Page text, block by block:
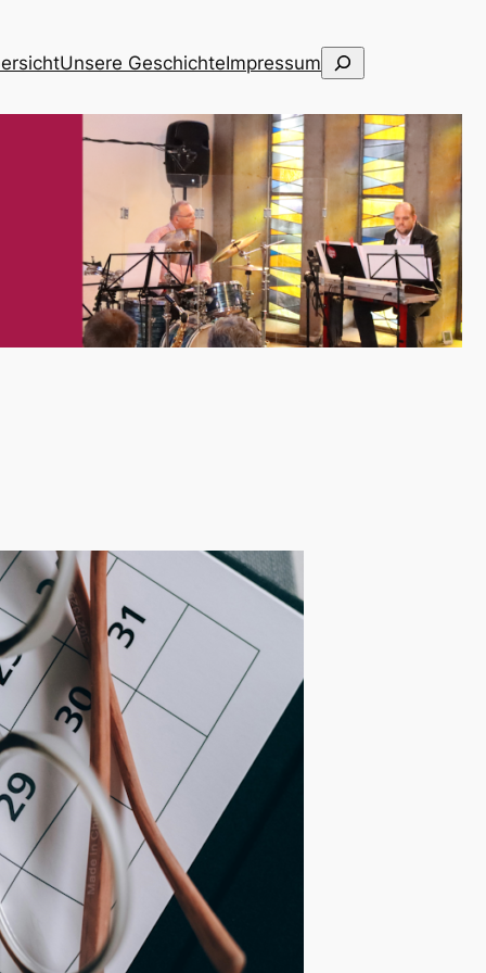
Unse­re Geschich­teImpres­sum Suchen